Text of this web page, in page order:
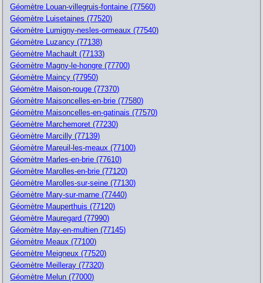
Géomètre Louan-villegruis-fontaine (77560)
Géomètre Luisetaines (77520)
Géomètre Lumigny-nesles-ormeaux (77540)
Géomètre Luzancy (77138)
Géomètre Machault (77133)
Géomètre Magny-le-hongre (77700)
Géomètre Maincy (77950)
Géomètre Maison-rouge (77370)
Géomètre Maisoncelles-en-brie (77580)
Géomètre Maisoncelles-en-gatinais (77570)
Géomètre Marchemoret (77230)
Géomètre Marcilly (77139)
Géomètre Mareuil-les-meaux (77100)
Géomètre Marles-en-brie (77610)
Géomètre Marolles-en-brie (77120)
Géomètre Marolles-sur-seine (77130)
Géomètre Mary-sur-marne (77440)
Géomètre Mauperthuis (77120)
Géomètre Mauregard (77990)
Géomètre May-en-multien (77145)
Géomètre Meaux (77100)
Géomètre Meigneux (77520)
Géomètre Meilleray (77320)
Géomètre Melun (77000)